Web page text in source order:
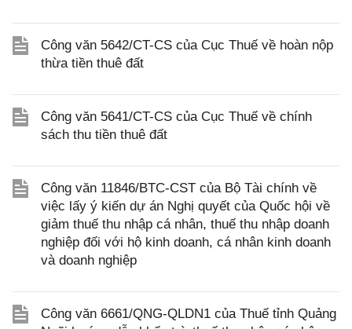
Công văn 5642/CT-CS của Cục Thuế về hoàn nộp
thừa tiền thuê đất
Công văn 5641/CT-CS của Cục Thuế về chính
sách thu tiền thuê đất
Công văn 11846/BTC-CST của Bộ Tài chính về
việc lấy ý kiến dự án Nghị quyết của Quốc hội về
giảm thuế thu nhập cá nhân, thuế thu nhập doanh
nghiệp đối với hộ kinh doanh, cá nhân kinh doanh
và doanh nghiệp
Công văn 6661/QNG-QLDN1 của Thuế tỉnh Quảng